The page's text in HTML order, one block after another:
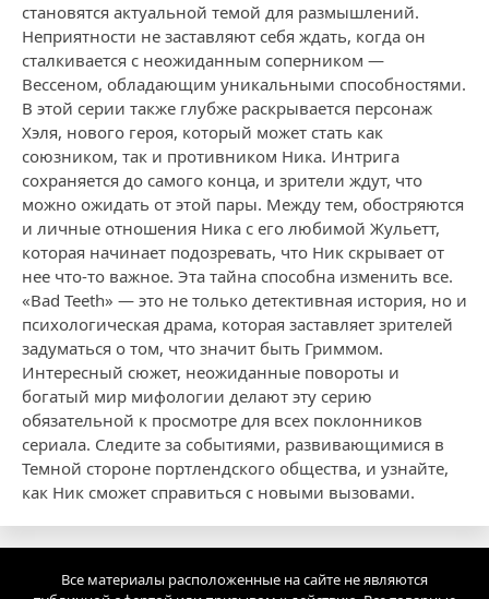
становятся актуальной темой для размышлений.
Неприятности не заставляют себя ждать, когда он
сталкивается с неожиданным соперником —
Вессеном, обладающим уникальными способностями.
В этой серии также глубже раскрывается персонаж
Хэля, нового героя, который может стать как
союзником, так и противником Ника. Интрига
сохраняется до самого конца, и зрители ждут, что
можно ожидать от этой пары. Между тем, обостряются
и личные отношения Ника с его любимой Жульетт,
которая начинает подозревать, что Ник скрывает от
нее что-то важное. Эта тайна способна изменить все.
«Bad Teeth» — это не только детективная история, но и
психологическая драма, которая заставляет зрителей
задуматься о том, что значит быть Гриммом.
Интересный сюжет, неожиданные повороты и
богатый мир мифологии делают эту серию
обязательной к просмотре для всех поклонников
сериала. Следите за событиями, развивающимися в
Темной стороне портлендского общества, и узнайте,
как Ник сможет справиться с новыми вызовами.
Все материалы расположенные на сайте не являются